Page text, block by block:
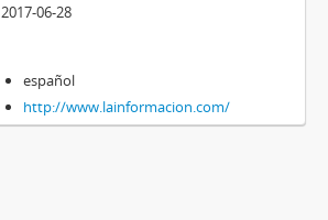
2017-06-28
español
http://www.lainformacion.com/